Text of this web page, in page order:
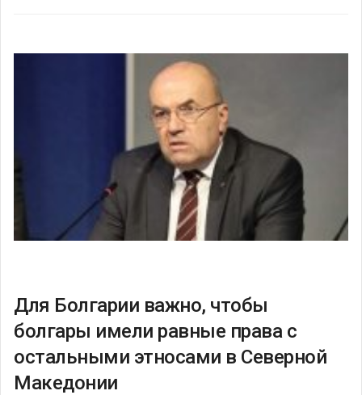
Для Болгарии важно, чтобы
болгары имели равные права с
остальными этносами в Северной
Македонии